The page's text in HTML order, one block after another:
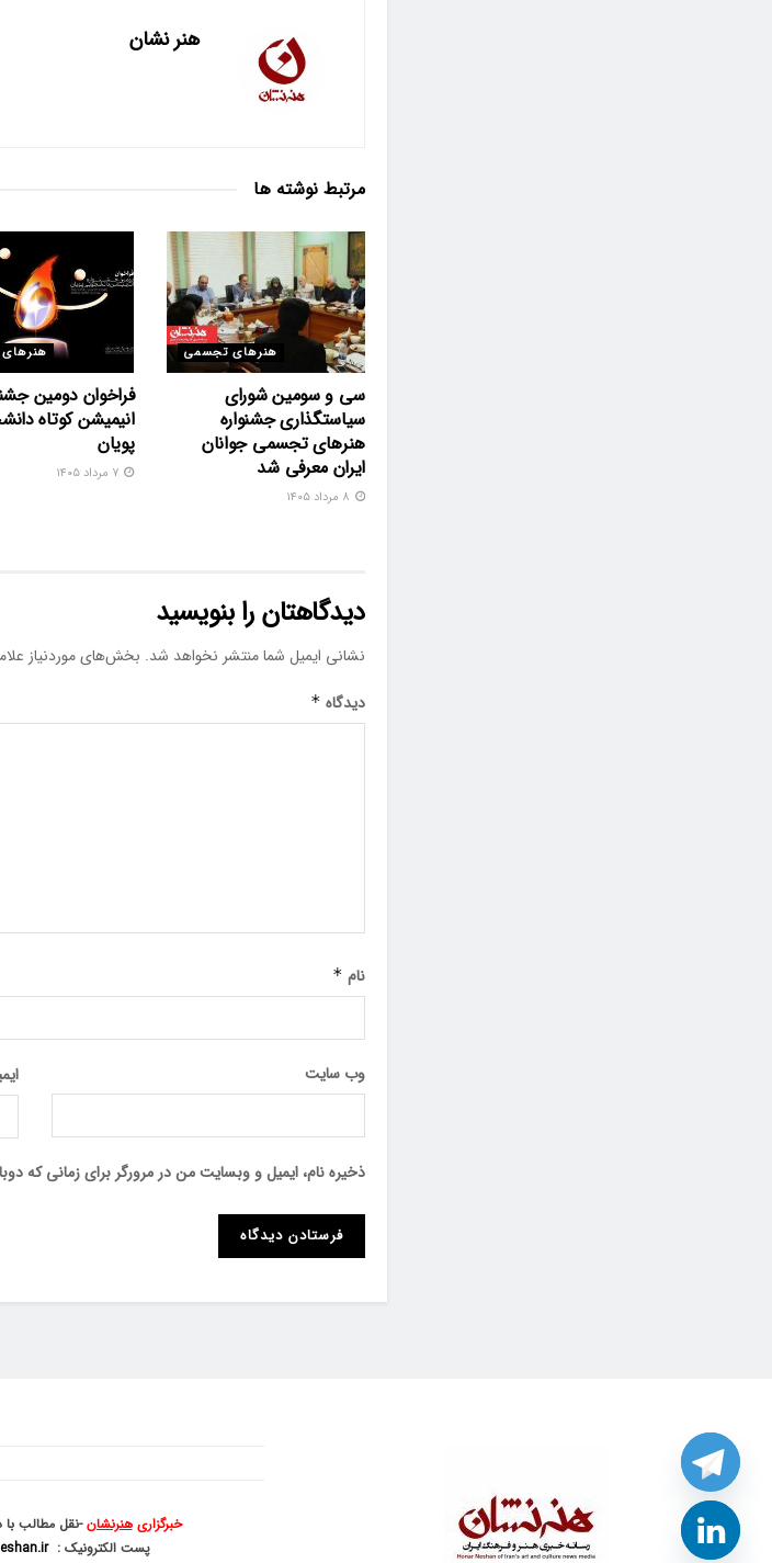
هنر نشان
مرتبط نوشته ها
هنرهای تجسمی
سی و سومین شورای
سیاستگذاری جشنواره
هنرهای تجسمی جوانان
ایران معرفی شد
فراخوان دومین
انیمیشن کوتاه
پویان
دیدگاهتان را بنویسید
نشانی ایمیل شما منتشر نخواهد شد. بخش‌های موردنیاز
دیدگاه *
نام *
وب‌ سایت
ذخیره نام، ایمیل و وبسایت من در مرورگر برای زمانی که
خبرگزاریهنرنشان-نقل مطالب با
پست الکترونیک :